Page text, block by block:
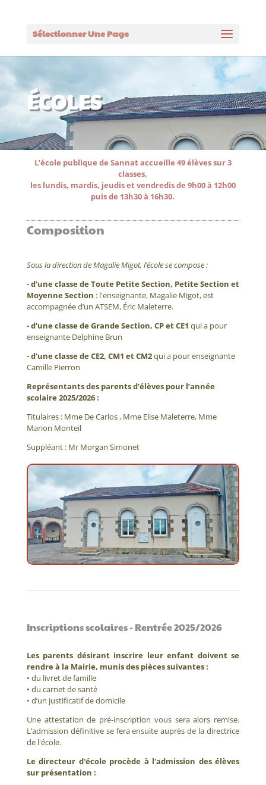
Sélectionner Une Page
ÉCOLES
L’école publique de Sannat accueille 49 élèves sur 3
classes,
les lundis, mardis, jeudis et vendredis de 9h00 à 12h00
puis de 13h30 à 16h30.
Composition
Sous la direction de Magalie Migot, l’école se compose :
- d'une classe de Toute Petite Section, Petite Section et
Moyenne Section : l'enseignante, Magalie Migot, est
accompagnée d’un ATSEM, Éric Maleterre.
- d'une classe de Grande Section, CP et CE1 qui a pour
enseignante Delphine Brun
- d'une classe de CE2, CM1 et CM2qui a pour enseignante
Camille Pierron
Représentants des parents d’élèves pour l’année
scolaire 2025/2026 :
Titulaires : Mme De Carlos , Mme Elise Maleterre, Mme
Marion Monteil
Suppléant : Mr Morgan Simonet
Inscriptions scolaires - Rentrée 2025/2026
Les parents désirant inscrire leur enfant doivent se
rendre à la Mairie, munis des pièces suivantes :
• du livret de famille
• du carnet de santé
• d’un justificatif de domicile
Une attestation de pré-inscription vous sera alors remise.
L’admission définitive se fera ensuite auprès de la directrice
de l'école.
Le directeur d'école procède à l'admission des élèves
sur présentation :